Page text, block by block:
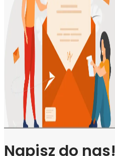
Napisz do nas!